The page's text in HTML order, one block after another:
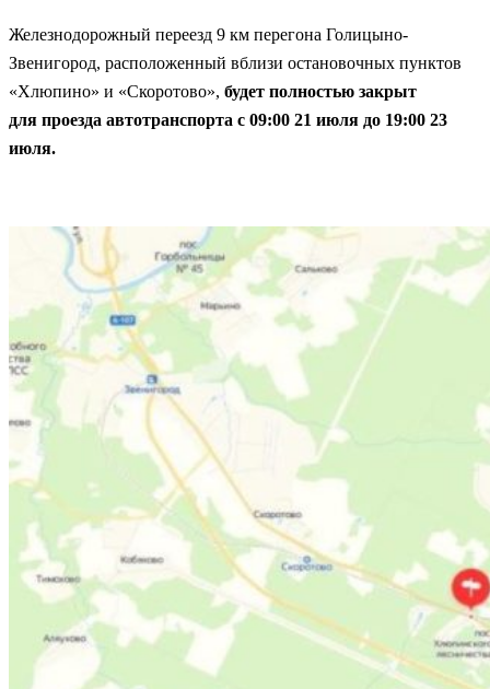
Железнодорожный переезд 9 км перегона Голицыно-
Звенигород, расположенный вблизи остановочных пунктов
«Хлюпино» и «Скоротово», будет полностью закрыт
для проезда автотранспорта с 09:00 21 июля до 19:00 23
июля.